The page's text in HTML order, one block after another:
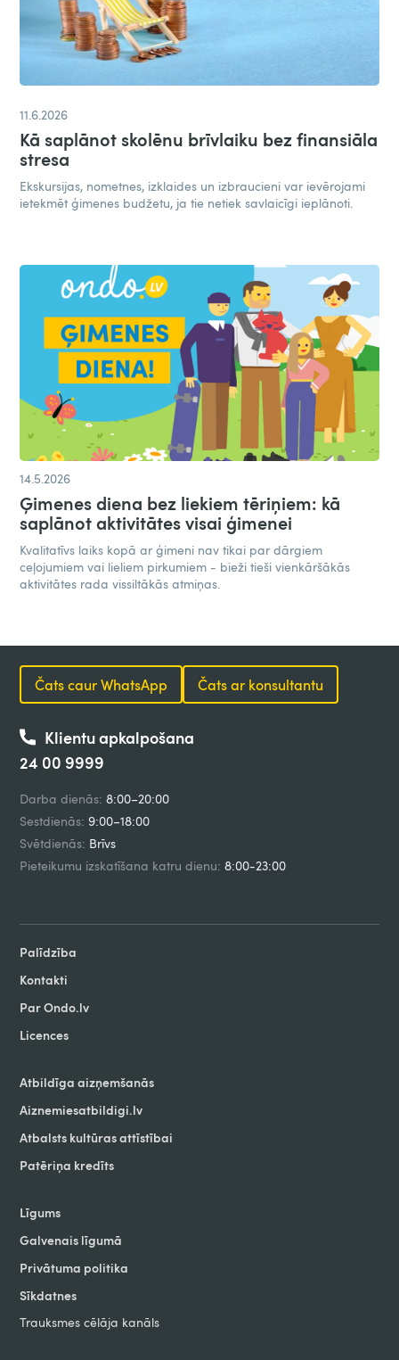
11.6.2026
Kā saplānot skolēnu brīvlaiku bez finansiāla
stresa
Ekskursijas, nometnes, izklaides un izbraucieni var ievērojami
ietekmēt ģimenes budžetu, ja tie netiek savlaicīgi ieplānoti.
14.5.2026
Ģimenes diena bez liekiem tēriņiem: kā
saplānot aktivitātes visai ģimenei
Kvalitatīvs laiks kopā ar ģimeni nav tikai par dārgiem
ceļojumiem vai lieliem pirkumiem - bieži tieši vienkāršākās
aktivitātes rada vissiltākās atmiņas.
Čats caur WhatsApp Čats ar konsultantu
Klientu apkalpošana
24 00 9999
Darba dienās: 8:00–20:00
Sestdienās: 9:00–18:00
Svētdienās: Brīvs
Pieteikumu izskatīšana katru dienu: 8:00-23:00
Palīdzība
Kontakti
Par Ondo.lv
Licences
Atbildīga aizņemšanās
Aiznemiesatbildigi.lv
Atbalsts kultūras attīstībai
Patēriņa kredīts
Līgums
Galvenais līgumā
Privātuma politika
Sīkdatnes
Trauksmes cēlāja kanāls